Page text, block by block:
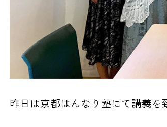
昨日は京都はんなり塾にて講義を